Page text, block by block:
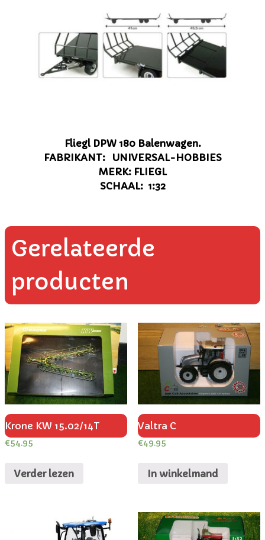
Fliegl DPW 180 Balenwagen.
FABRIKANT: UNIVERSAL-HOBBIES
MERK: FLIEGL
SCHAAL: 1:32
Gerelateerde
producten
Krone KW 15.02/14T
€54.95
Verder lezen
Valtra C
€49.95
In winkelmand